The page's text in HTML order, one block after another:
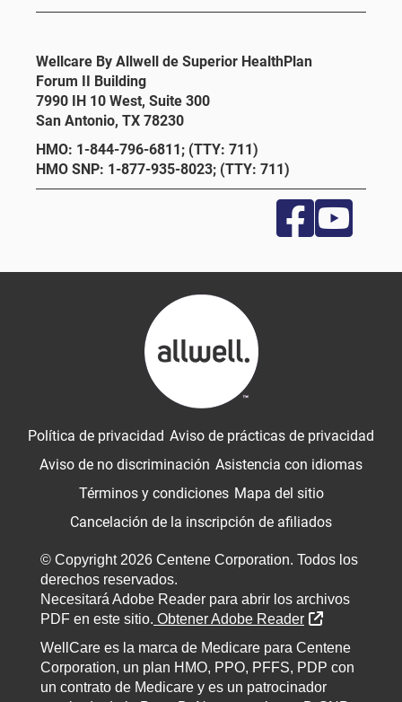
Wellcare By Allwell de Superior HealthPlan
Forum II Building
7990 IH 10 West, Suite 300
San Antonio, TX 78230
HMO: 1-844-796-6811; (TTY: 711)
HMO SNP: 1-877-935-8023; (TTY: 711)
Política de privacidad Aviso de prácticas de privacidad
Aviso de no discriminación Asistencia con idiomas
Términos y condiciones Mapa del sitio
Cancelación de la inscripción de afiliados
© Copyright 2026 Centene Corporation. Todos los
derechos reservados.
Necesitará Adobe Reader para abrir los archivos
PDF en este sitio. Obtener Adobe Reader
External
WellCare es la marca de Medicare para Centene
Corporation, un plan HMO, PPO, PFFS, PDP con
un contrato de Medicare y es un patrocinador